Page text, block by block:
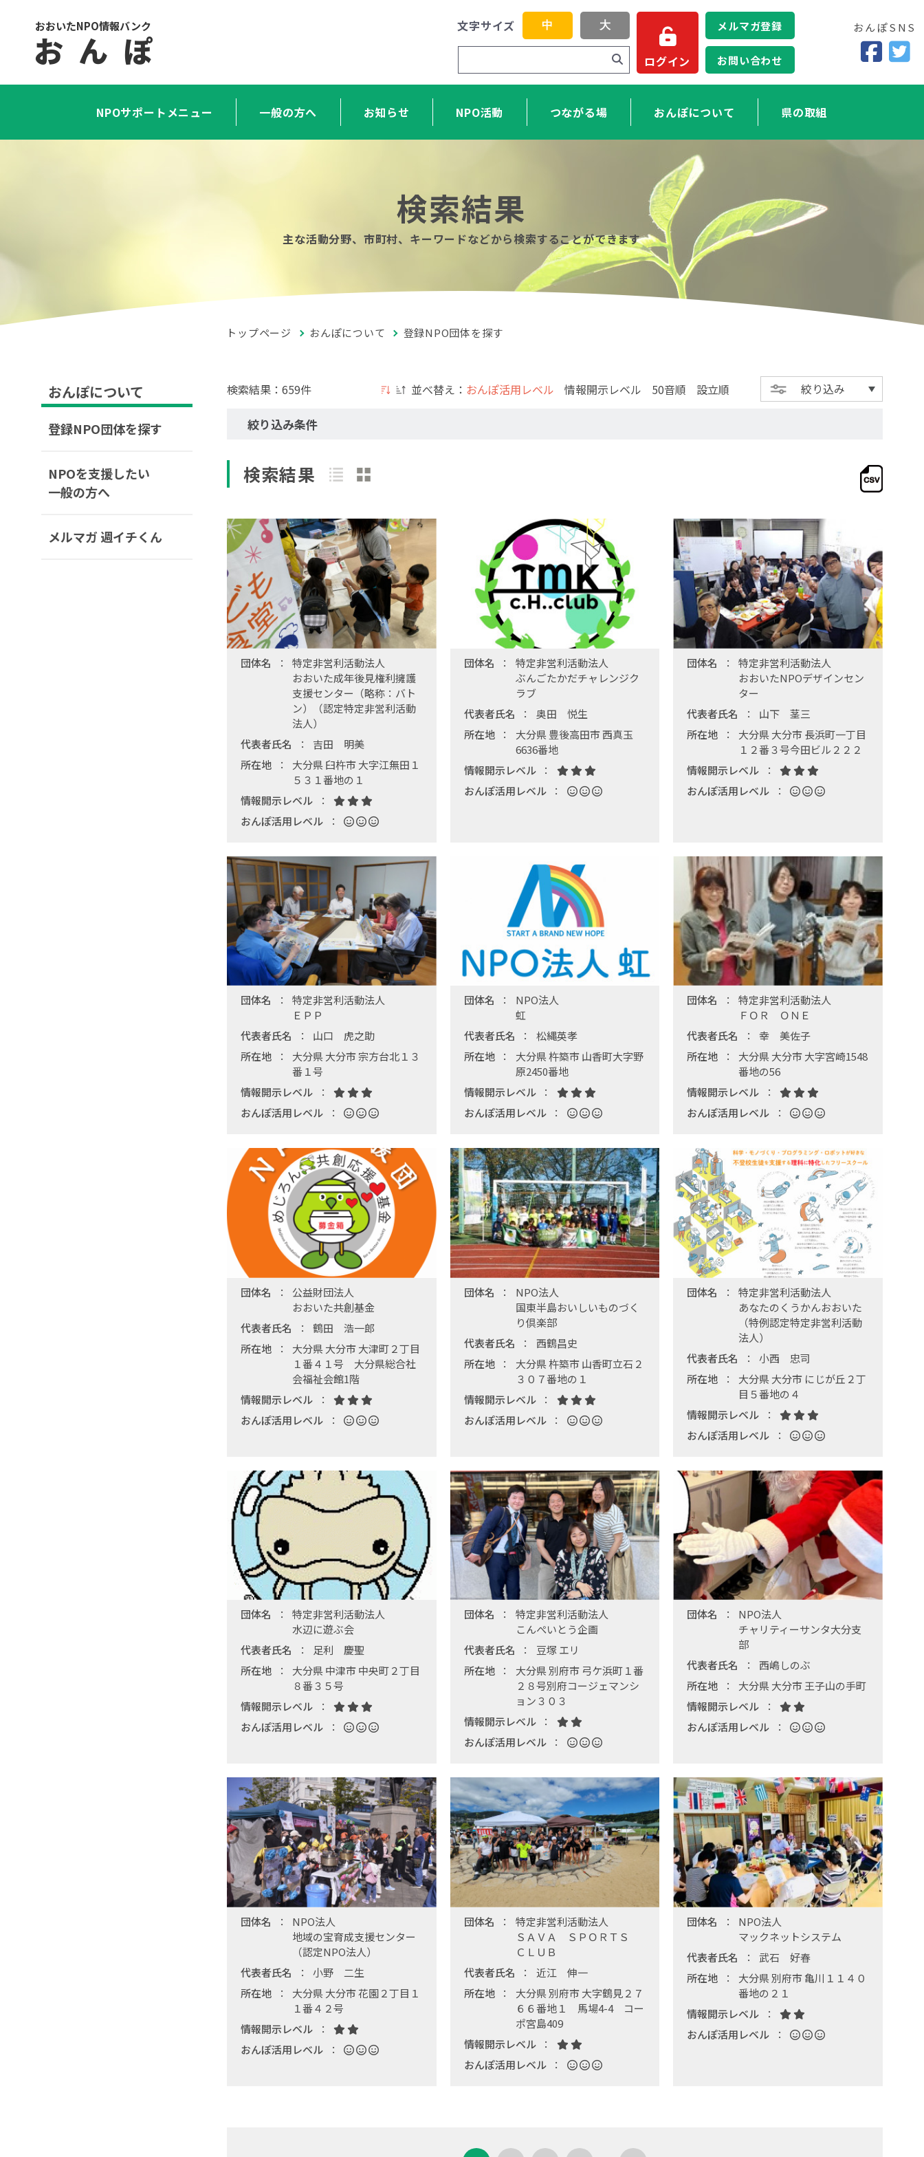
おおいたNPO情報バンク
お ん ぽ
文字サイズ 中 大
ログイン
NPOサポートメニュー 一般の方へ お知らせ NPO活動 つながる場 おんぽについて 県の取組
メルマガ登録
お問い合わせ
おんぽSNS
検索結果
主な活動分野、市町村、キーワードなどから検索することができます
トップページ おんぽについて 登録NPO団体を探す
検索結果：659件 並べ替え： おんぽ活用レベル 情報開示レベル 50音順 設立順 絞り込み
絞り込み条件
検索結果
団体名
特定非営利活動法人
おおいた成年後見権利擁護
支援センター（略称：バト
ン）（認定特定非営利活動
法人）
代表者氏名
吉田 明美
所在地
大分県 臼杵市 大字江無田１
５３１番地の１
情報開示レベル
おんぽ活用レベル
団体名
特定非営利活動法人
ぶんごたかだチャレンジク
ラブ
代表者氏名
奥田 悦生
所在地
大分県 豊後高田市 西真玉
6636番地
情報開示レベル
おんぽ活用レベル
団体名
特定非営利活動法人
おおいたNPOデザインセン
ター
代表者氏名
山下 茎三
所在地
大分県 大分市 長浜町一丁目
１２番３号今田ビル２２２
情報開示レベル
おんぽ活用レベル
団体名
特定非営利活動法人
ＥＰＰ
代表者氏名
山口 虎之助
所在地
大分県 大分市 宗方台北１３
番１号
情報開示レベル
おんぽ活用レベル
団体名
NPO法人
虹
代表者氏名
松縄英孝
所在地
大分県 杵築市 山香町大字野
原2450番地
情報開示レベル
おんぽ活用レベル
団体名
特定非営利活動法人
ＦＯＲ ＯＮＥ
代表者氏名
幸 美佐子
所在地
大分県 大分市 大字宮崎1548
番地の56
情報開示レベル
おんぽ活用レベル
団体名
公益財団法人
おおいた共創基金
代表者氏名
鶴田 浩一郎
所在地
大分県 大分市 大津町２丁目
１番４１号 大分県総合社
会福祉会館1階
情報開示レベル
おんぽ活用レベル
団体名
NPO法人
国東半島おいしいものづく
り倶楽部
代表者氏名
西鶴昌史
所在地
大分県 杵築市 山香町立石２
３０７番地の１
情報開示レベル
おんぽ活用レベル
団体名
特定非営利活動法人
あなたのくうかんおおいた
（特例認定特定非営利活動
法人）
代表者氏名
小西 忠司
所在地
大分県 大分市 にじが丘２丁
目５番地の４
情報開示レベル
おんぽ活用レベル
団体名
特定非営利活動法人
水辺に遊ぶ会
代表者氏名
足利 慶聖
所在地
大分県 中津市 中央町２丁目
８番３５号
情報開示レベル
おんぽ活用レベル
団体名
特定非営利活動法人
こんぺいとう企画
代表者氏名
豆塚 エリ
所在地
大分県 別府市 弓ケ浜町１番
２８号別府コージェマンシ
ョン３０３
情報開示レベル
おんぽ活用レベル
団体名
NPO法人
チャリティーサンタ大分支
部
代表者氏名
西嶋しのぶ
所在地
大分県 大分市 王子山の手町
情報開示レベル
おんぽ活用レベル
団体名
NPO法人
地域の宝育成支援センター
（認定NPO法人）
代表者氏名
小野 二生
所在地
大分県 大分市 花園２丁目１
１番４２号
情報開示レベル
おんぽ活用レベル
団体名
特定非営利活動法人
ＳＡＶＡ ＳＰＯＲＴＳ
ＣＬＵＢ
代表者氏名
近江 伸一
所在地
大分県 別府市 大字鶴見２７
６６番地１ 馬場4-4 コー
ポ宮島409
情報開示レベル
おんぽ活用レベル
団体名
NPO法人
マックネットシステム
代表者氏名
武石 好春
所在地
大分県 別府市 亀川１１４０
番地の２１
情報開示レベル
おんぽ活用レベル
おんぽについて
登録NPO団体を探す
NPOを支援したい
一般の方へ
メルマガ 週イチくん